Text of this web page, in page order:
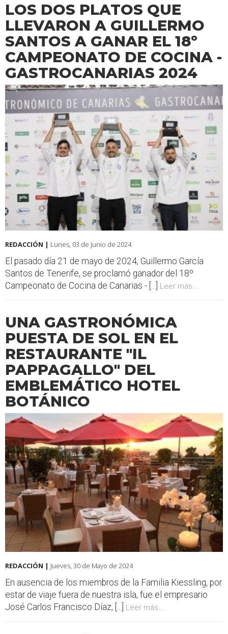
LOS DOS PLATOS QUE
LLEVARON A GUILLERMO
SANTOS A GANAR EL 18º
CAMPEONATO DE COCINA -
GASTROCANARIAS 2024
REDACCIÓN | Lunes, 03 de Junio de 2024
El pasado día 21 de mayo de 2024, Guillermo García
Santos de Tenerife, se proclamó ganador del 18º
Campeonato de Cocina de Canarias - [...]
Leer más...
UNA GASTRONÓMICA
PUESTA DE SOL EN EL
RESTAURANTE "IL
PAPPAGALLO" DEL
EMBLEMÁTICO HOTEL
BOTÁNICO
REDACCIÓN | Jueves, 30 de Mayo de 2024
En ausencia de los miembros de la Familia Kiessling, por
estar de viaje fuera de nuestra isla, fue el empresario
José Carlos Francisco Díaz, [...] Leer más...